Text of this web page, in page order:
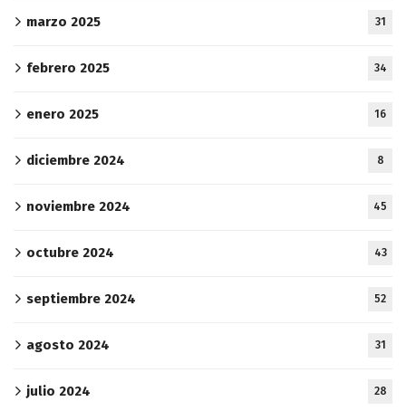
marzo 2025 31
febrero 2025 34
enero 2025 16
diciembre 2024 8
noviembre 2024 45
octubre 2024 43
septiembre 2024 52
agosto 2024 31
julio 2024 28